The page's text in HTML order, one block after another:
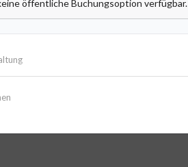
öffentliche Buchungsoption verfügbar.